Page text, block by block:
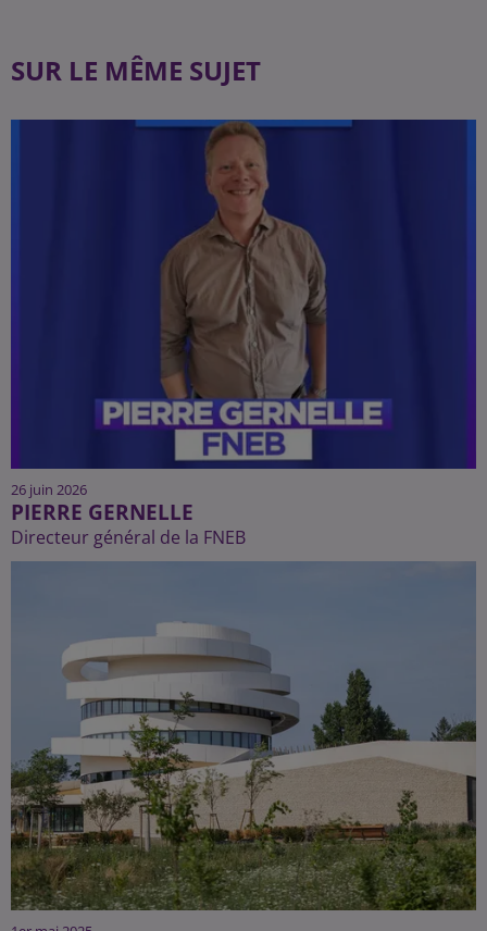
SUR LE MÊME SUJET
26 juin 2026
PIERRE GERNELLE
Directeur général de la FNEB